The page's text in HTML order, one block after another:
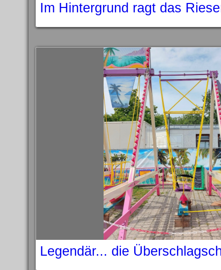
Im Hintergrund ragt das
Legendär... die